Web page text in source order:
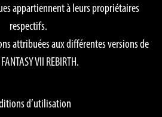
appartiennent à leurs propriétaires
respectifs.
attribuées aux différentes versions de
VII REBIRTH.
d’utilisation